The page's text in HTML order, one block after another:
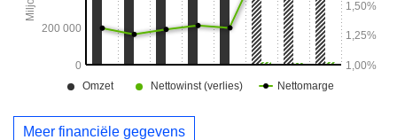
Meer financiële gegevens